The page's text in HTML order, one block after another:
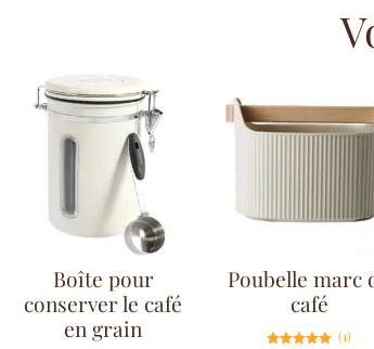
Boîte pour
conserver le café
en grain
Poubelle marc
café
(1)